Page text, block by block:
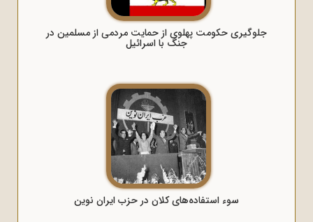
جلوگیری حکومت پهلوی از حمایت مردمی از مسلمین در
جنگ با اسرائیل
سوء استفاده‌های کلان در حزب ایران نوین